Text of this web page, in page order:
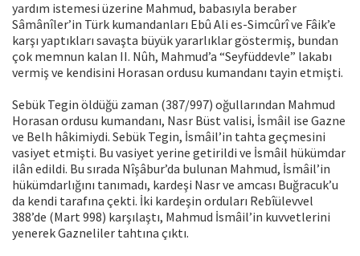
yardım istemesi üzerine Mahmud, babasıyla beraber
Sâmânîler’in Türk kumandanları Ebû Ali es-Simcûrî ve Fâik’e
karşı yaptıkları savaşta büyük yararlıklar göstermiş, bundan
çok memnun kalan II. Nûh, Mahmud’a “Seyfüddevle” lakabı
vermiş ve kendisini Horasan ordusu kumandanı tayin etmişti.
Sebük Tegin öldüğü zaman (387/997) oğullarından Mahmud
Horasan ordusu kumandanı, Nasr Büst valisi, İsmâil ise Gazne
ve Belh hâkimiydi. Sebük Tegin, İsmâil’in tahta geçmesini
vasiyet etmişti. Bu vasiyet yerine getirildi ve İsmâil hükümdar
ilân edildi. Bu sırada Nîşâbur’da bulunan Mahmud, İsmâil’in
hükümdarlığını tanımadı, kardeşi Nasr ve amcası Buğracuk’u
da kendi tarafına çekti. İki kardeşin orduları Rebîülevvel
388’de (Mart 998) karşılaştı, Mahmud İsmâil’in kuvvetlerini
yenerek Gazneliler tahtına çıktı.